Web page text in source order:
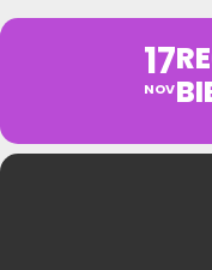
17
NOV